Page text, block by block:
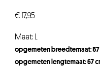
€17,95
Maat: L
opgemeten breedtemaat:
opgemeten lengtemaat: 67